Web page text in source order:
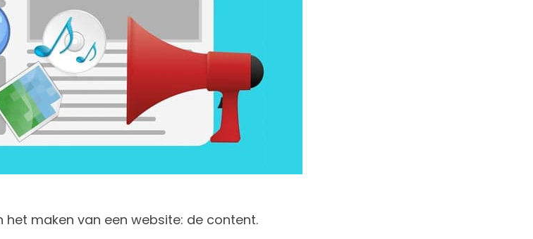
maken van een website: de content.